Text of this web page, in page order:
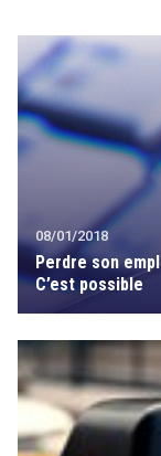
08/01/2018
Perdre son
C’est possible